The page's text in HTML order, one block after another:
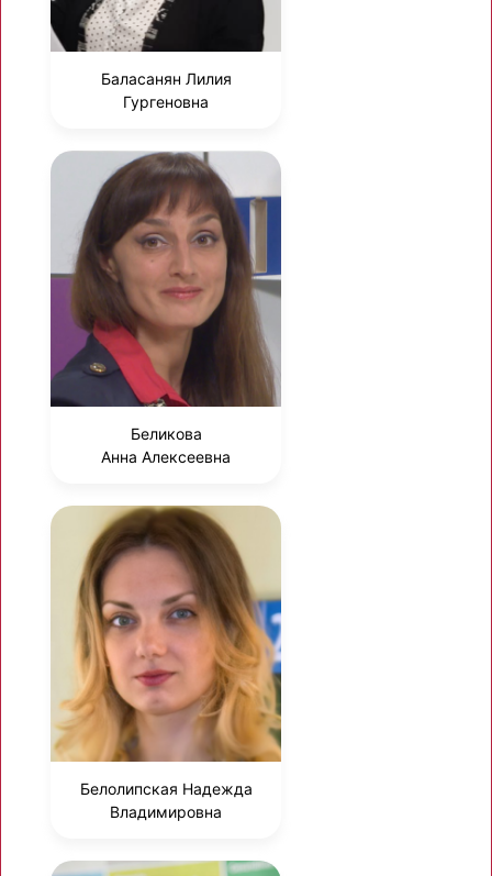
Баласанян Лилия
Гургеновна
Беликова
Анна Алексеевна
Белолипская Надежда
Владимировна